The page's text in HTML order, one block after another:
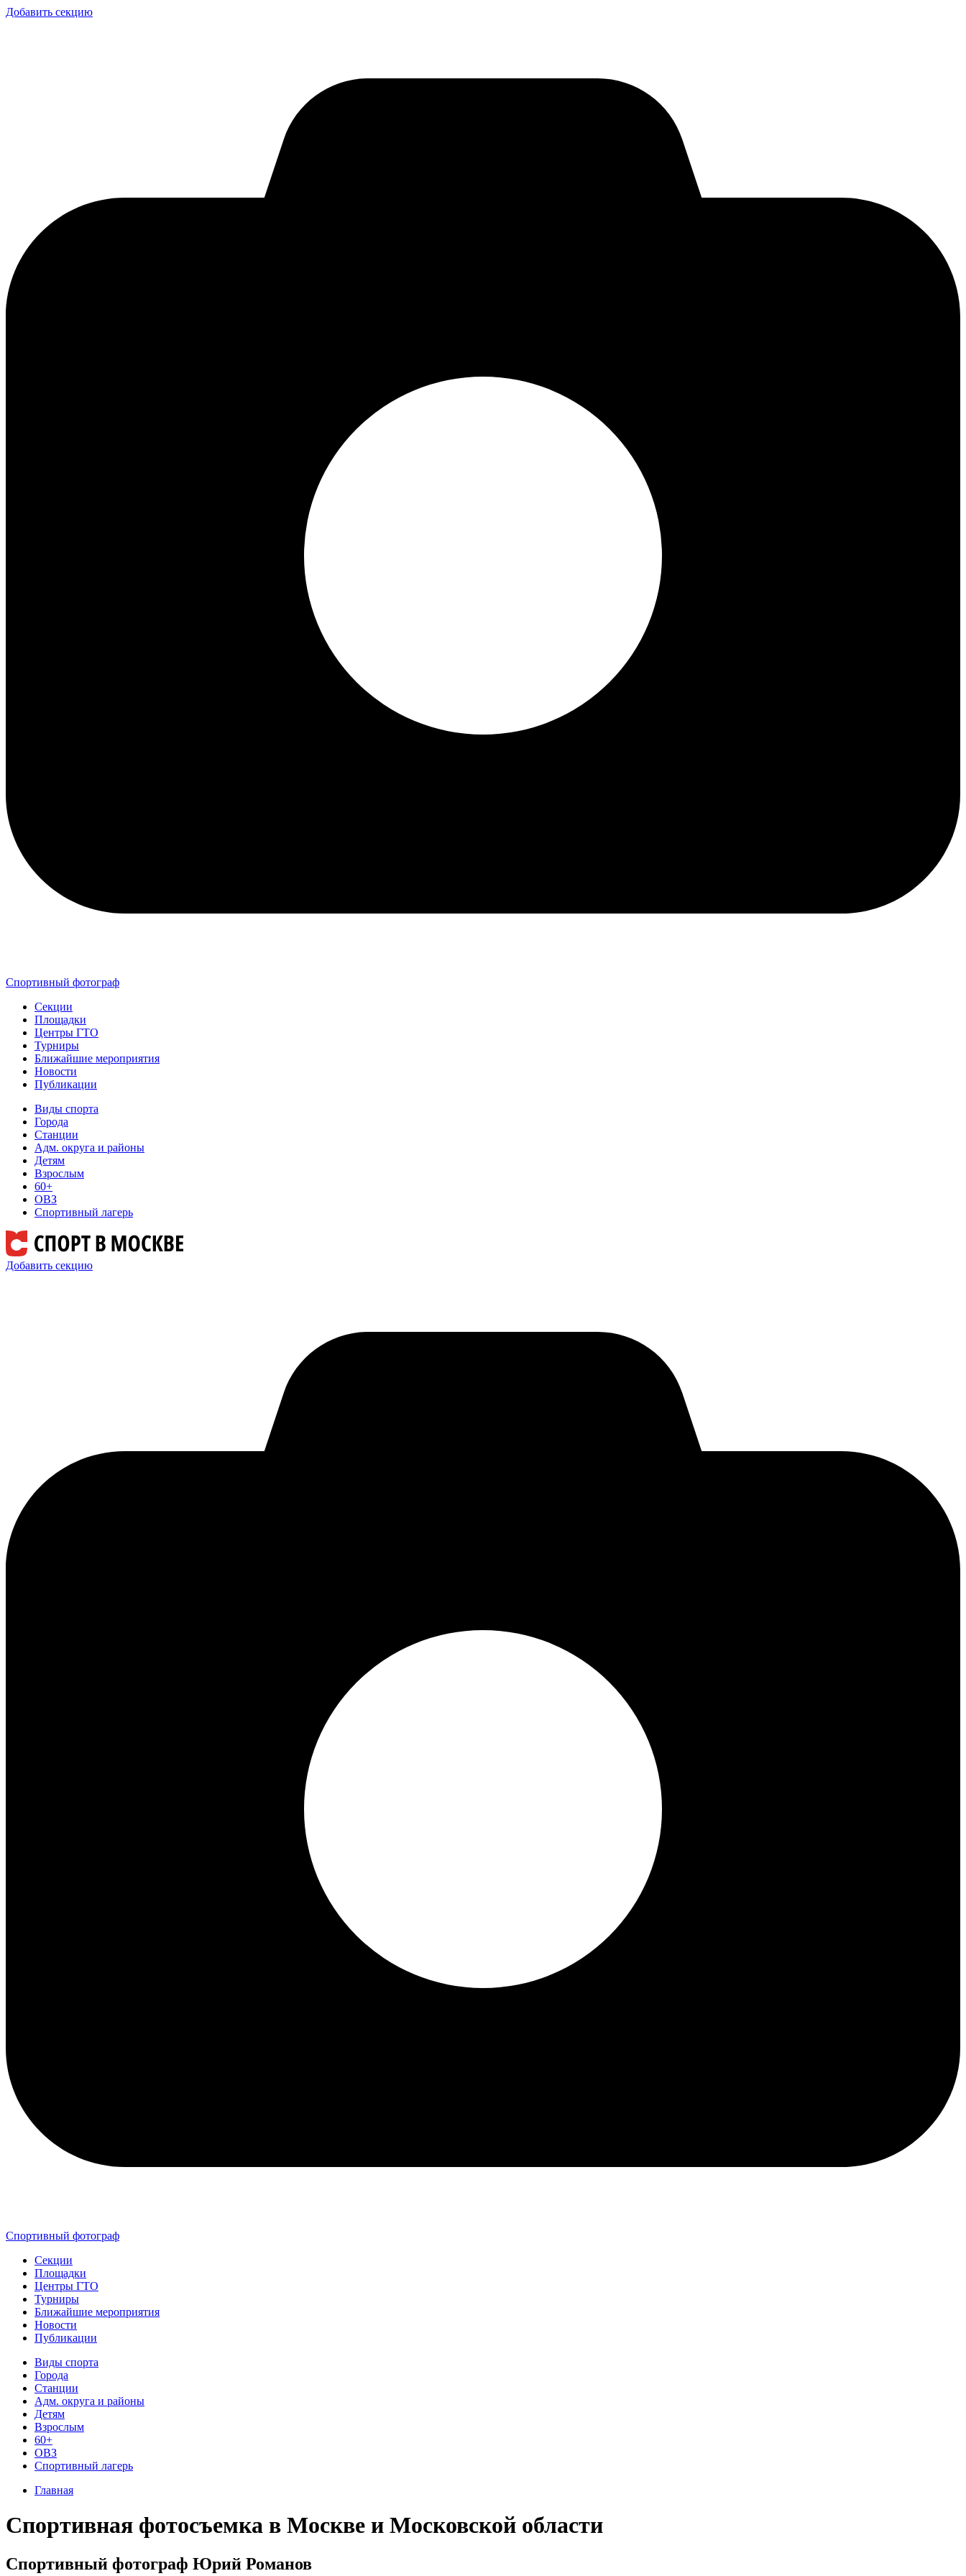
Добавить секцию
Спортивный фотограф
Секции
Площадки
Центры ГТО
Турниры
Ближайшие мероприятия
Новости
Публикации
Виды спорта
Города
Станции
Адм. округа и районы
Детям
Взрослым
60+
ОВЗ
Спортивный лагерь
Добавить секцию
Спортивный фотограф
Секции
Площадки
Центры ГТО
Турниры
Ближайшие мероприятия
Новости
Публикации
Виды спорта
Города
Станции
Адм. округа и районы
Детям
Взрослым
60+
ОВЗ
Спортивный лагерь
Главная
Спортивная фотосъемка в Москве и Московской области
Спортивный фотограф Юрий Романов